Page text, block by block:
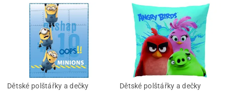
Dětské polštářky a dečky Dětské polštářky a dečky